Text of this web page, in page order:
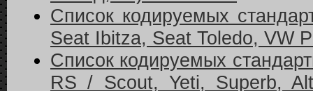
Список кодируемых
Seat Ibitza, Seat Toledo, VW
Список кодируемых
RS / Scout, Yeti, Superb,